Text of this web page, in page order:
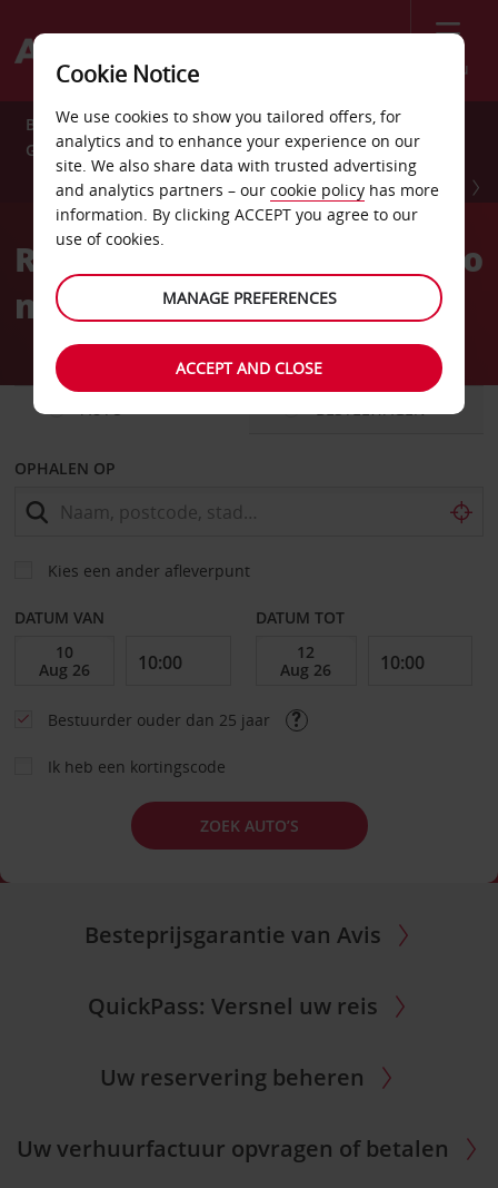
Menu
Bespaar het hele jaar 10% met Avis Preferred. Meld u nu
GRATIS aan.
MELD U NU AAN
Reserveer je Avis huurauto
met een gerust gevoel.
AUTO BESTELWAGEN
OPHALEN OP
Kies een ander afleverpunt
DATUM VAN DATUM TOT
Bestuurder ouder dan 25 jaar
Ik heb een kortingscode
ZOEK AUTO’S
Besteprijsgarantie van Avis
QuickPass: Versnel uw reis
Uw reservering beheren
Uw verhuurfactuur opvragen of betalen
Cookie Notice
We use cookies to show you tailored offers, for
analytics and to enhance your experience on our
site. We also share data with trusted advertising
and analytics partners – our cookie policy has more
information. By clicking ACCEPT you agree to our
use of cookies.
MANAGE PREFERENCES
ACCEPT AND CLOSE